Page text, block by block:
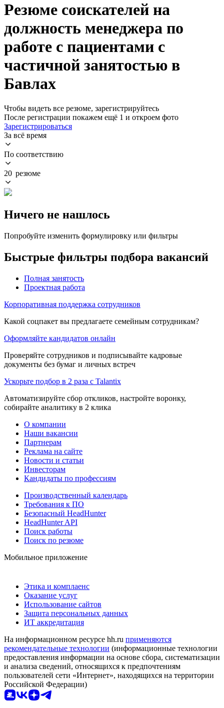
Резюме соискателей на
должность менеджера по
работе с пациентами с
частичной занятостью в
Бавлах
Чтобы видеть все резюме, зарегистрируйтесь
После регистрации покажем ещё 1 и откроем фото
Зарегистрироваться
За всё время
По соответствию
20 резюме
Ничего не нашлось
Попробуйте изменить формулировку или фильтры
Быстрые фильтры подбора вакансий
Полная занятость
Проектная работа
Корпоративная поддержка сотрудников
Какой соцпакет вы предлагаете семейным сотрудникам?
Оформляйте кандидатов онлайн
Проверяйте сотрудников и подписывайте кадровые
документы без бумаг и личных встреч
Ускорьте подбор в 2 раза с Talantix
Автоматизируйте сбор откликов, настройте воронку,
собирайте аналитику в 2 клика
О компании
Наши вакансии
Партнерам
Реклама на сайте
Новости и статьи
Инвесторам
Кандидаты по профессиям
Производственный календарь
Требования к ПО
Безопасный HeadHunter
HeadHunter API
Поиск работы
Поиск по резюме
Мобильное приложение
Этика и комплаенс
Оказание услуг
Использование сайтов
Защита персональных данных
ИТ аккредитация
На информационном ресурсе hh.ru применяются
рекомендательные технологии (информационные технологии
предоставления информации на основе сбора, систематизации
и анализа сведений, относящихся к предпочтениям
пользователей сети «Интернет», находящихся на территории
Российской Федерации)